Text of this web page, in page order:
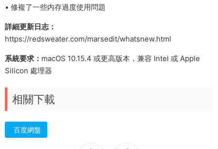
• 修複了一些内存過度使用問題
詳細更新日志：
https://redsweater.com/marsedit/whatsnew.html
系統要求： macOS 10.15.4 或更高版本，兼容 Intel 或 Apple
Silicon 處理器
相關下載
百度網盤